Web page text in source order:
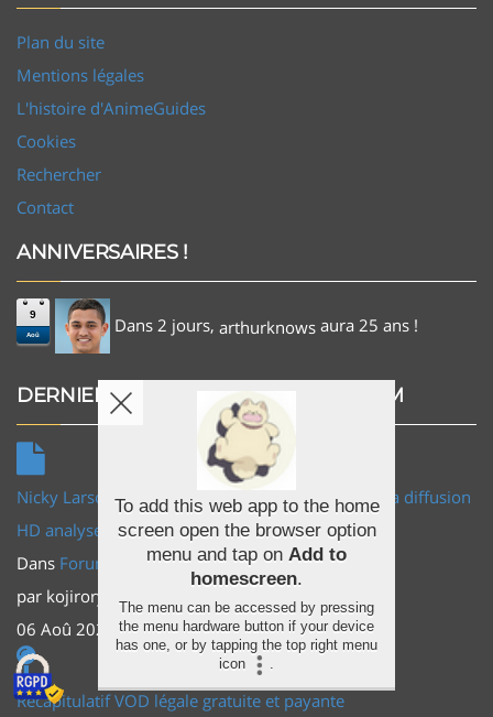
Plan du site
Mentions légales
L'histoire d'AnimeGuides
Cookies
Rechercher
Contact
ANNIVERSAIRES !
9
Aoû Dans 2 jours, arthurknows aura 25 ans !
DERNIERS COMMENTAIRES DU FORUM
Nicky Larson (City Hunter) Vf Mangas 2026 pour la diffusion
HD analyse et comparaison
Dans Forum Principal/ Forum Général
par kojiroryuga
06 Aoû 2026 23:05
Récapitulatif VOD légale gratuite et payante
To add this web app to the home
screen open the browser option
menu and tap on Add to
homescreen.
The menu can be accessed by pressing
the menu hardware button if your device
has one, or by tapping the top right menu
icon
.